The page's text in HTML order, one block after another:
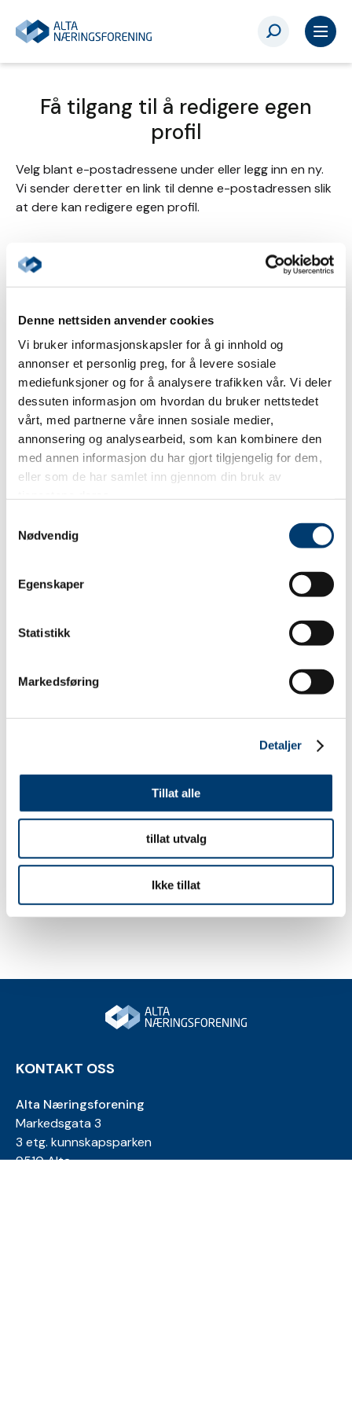
Denne nettsiden anvender cookies
Vi bruker informasjonskapsler for å gi innhold og
annonser et personlig preg, for å levere sosiale
mediefunksjoner og for å analysere trafikken vår. Vi deler
dessuten informasjon om hvordan du bruker nettstedet
vårt, med partnerne våre innen sosiale medier,
annonsering og analysearbeid, som kan kombinere den
med annen informasjon du har gjort tilgjengelig for dem,
eller som de har samlet inn gjennom din bruk av
Nødvendig
Egenskaper
Statistikk
Markedsføring
Detaljer
Tillat alle
tillat utvalg
Ikke tillat
Få tilgang til å redigere egen
profil
Velg blant e-postadressene under eller legg inn en ny.
Vi sender deretter en link til denne e-postadressen slik
at dere kan redigere egen profil.
Send tilgang til
Annen - Skriv inn e-postadresse selv
SEND
KONTAKT OSS
Alta Næringsforening
Markedsgata 3
3 etg. kunnskapsparken
9510 Alta